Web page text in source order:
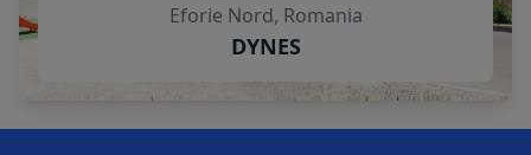
Eforie Nord, Romania
DYNES